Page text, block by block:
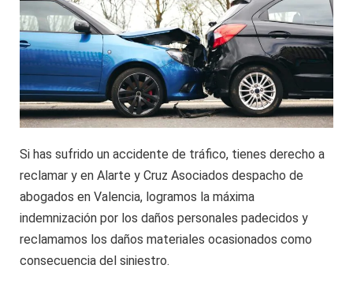
Si has sufrido un accidente de tráfico, tienes derecho a
reclamar y en Alarte y Cruz Asociados despacho de
abogados en Valencia, logramos la máxima
indemnización por los daños personales padecidos y
reclamamos los daños materiales ocasionados como
consecuencia del siniestro.